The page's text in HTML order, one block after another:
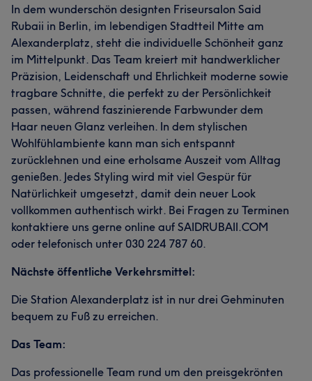
Was unsere Kunden über Marieme sagen
Talentiert 33 Kompetent 27 Sympathisch
Was unsere Kunden über Said sagen
Kompetent 30 Professionell 25 Herzlich 24
Talentiert 21
In dem wunderschön designten Friseursalon Said
Rubaii in Berlin, im lebendigen Stadtteil Mitte am
Alexanderplatz, steht die individuelle Schönheit ganz
im Mittelpunkt. Das Team kreiert mit handwerklicher
Präzision, Leidenschaft und Ehrlichkeit moderne sowie
tragbare Schnitte, die perfekt zu der Persönlichkeit
passen, während faszinierende Farbwunder dem
Haar neuen Glanz verleihen. In dem stylischen
Wohlfühlambiente kann man sich entspannt
zurücklehnen und eine erholsame Auszeit vom Alltag
genießen. Jedes Styling wird mit viel Gespür für
Natürlichkeit umgesetzt, damit dein neuer Look
vollkommen authentisch wirkt. Bei Fragen zu Terminen
kontaktiere uns gerne online auf SAIDRUBAII.COM
oder telefonisch unter 030 224 787 60.
Nächste öffentliche Verkehrsmittel:
Die Station Alexanderplatz ist in nur drei Gehminuten
bequem zu Fuß zu erreichen.
Das Team:
Das professionelle Team rund um den preisgekrönten